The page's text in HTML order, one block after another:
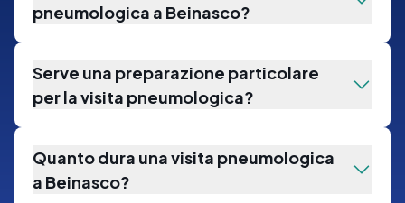
pneumologica a Beinasco?
Serve una preparazione particolare
per la visita pneumologica?
Quanto dura una visita pneumologica
a Beinasco?